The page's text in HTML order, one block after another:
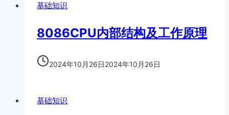
基础知识
8086CPU内部结构及工作原理
2024年10月26日2024年10月26日
基础知识